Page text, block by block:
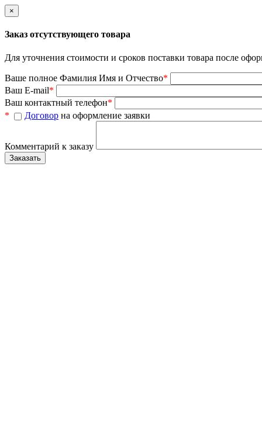
×
Заказ отсутствующего товара
Для уточнения стоимости и сроков поставки товара после
Ваше полное Фамилия Имя и Отчество*
Ваш E-mail*
Ваш контактный телефон*
*
Договор на оформление заявки
Комментарий к заказу